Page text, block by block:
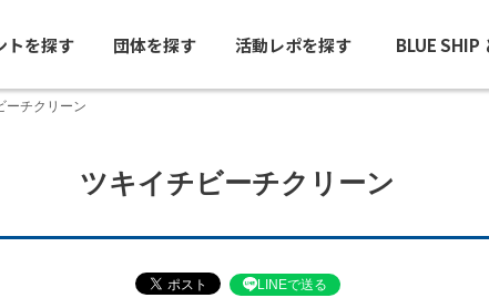
トを探す 団体を探す 活動レポを探す BLUE SHIP
ーチクリーン
ツキイチビーチクリーン
LINEで送る